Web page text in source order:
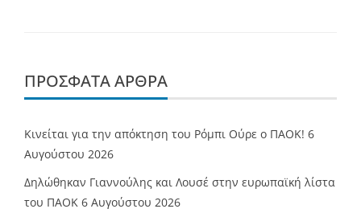
ΠΡΌΣΦΑΤΑ ΆΡΘΡΑ
Κινείται για την απόκτηση του Ρόμπι Ούρε ο ΠΑΟΚ! 6
Αυγούστου 2026
Δηλώθηκαν Γιαννούλης και Λουσέ στην ευρωπαϊκή λίστα
του ΠΑΟΚ 6 Αυγούστου 2026